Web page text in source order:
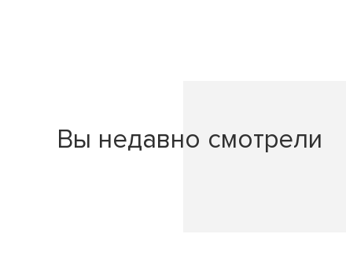
Вы недавно смотрели